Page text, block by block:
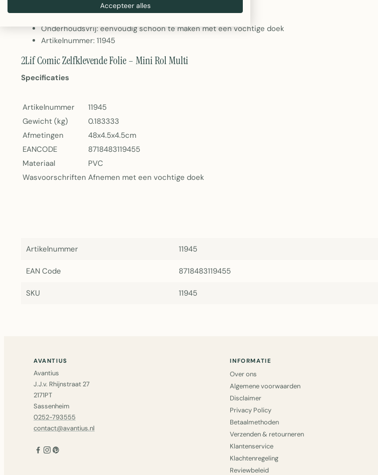
Materiaal: Duurzaam PVC
Onderhoudsvrij: eenvoudig schoon te maken met een vochtige doek
Artikelnummer: 11945
2Lif Comic Zelfklevende Folie – Mini Rol Multi
Specificaties
Artikelnummer
11945
Gewicht (kg)
0.183333
Afmetingen
48x4.5x4.5cm
EANCODE
8718483119455
Materiaal
PVC
Wasvoorschriften Afnemen met een vochtige doek
Artikelnummer 11945
EAN Code 8718483119455
SKU 11945
AVANTIUS
Avantius
J.J.v. Rhijnstraat 27
2171PT
Sassenheim
0252-793555
contact@avantius.nl
INFORMATIE
Over ons
Algemene voorwaarden
Disclaimer
Privacy Policy
Betaalmethoden
Verzenden & retourneren
Klantenservice
Klachtenregeling
Reviewbeleid
Accepteer alles